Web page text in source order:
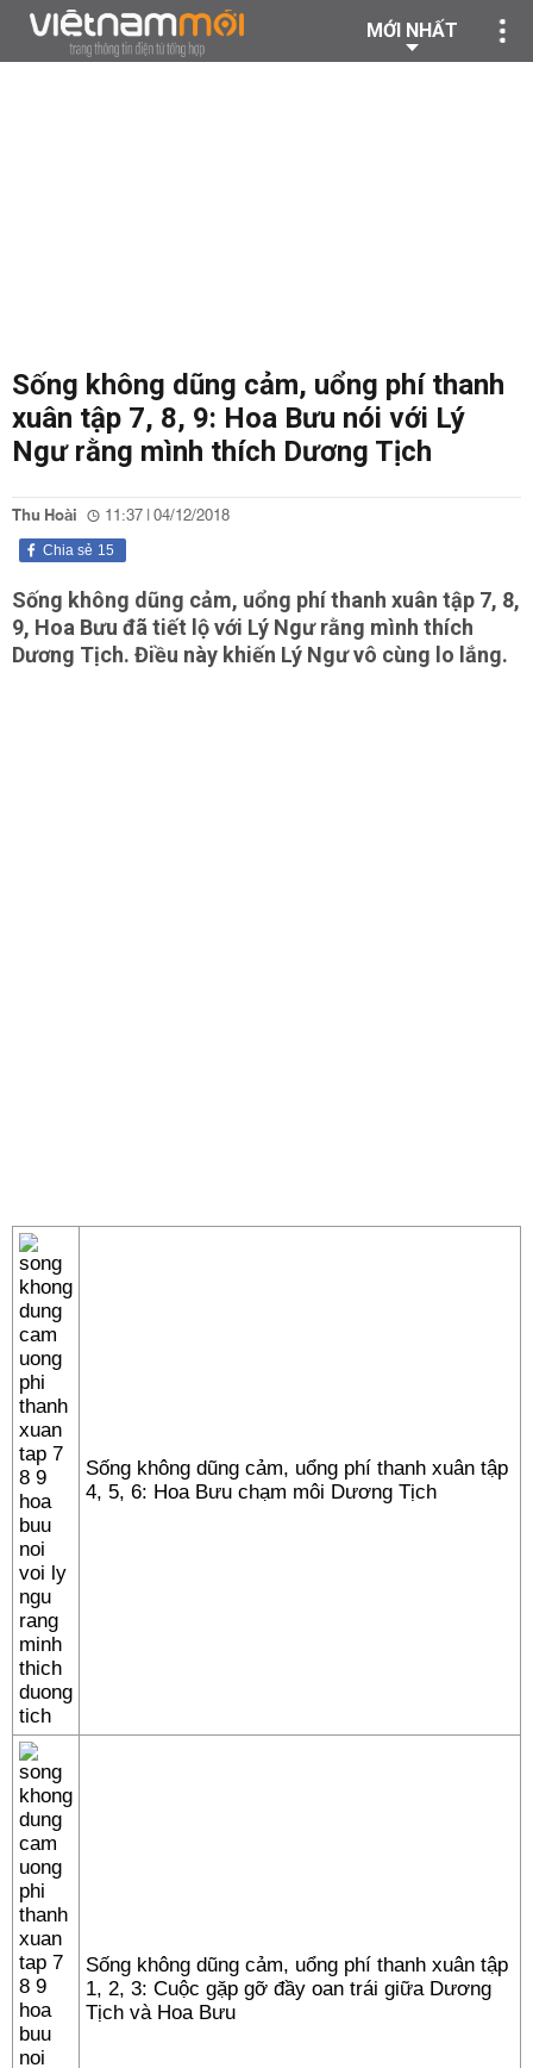
MỚI NHẤT
Sống không dũng cảm, uổng phí thanh
xuân tập 7, 8, 9: Hoa Bưu nói với Lý
Ngư rằng mình thích Dương Tịch
Thu Hoài 11:37 | 04/12/2018
15
Chia sẻ
Sống không dũng cảm, uổng phí thanh xuân tập 7, 8,
9, Hoa Bưu đã tiết lộ với Lý Ngư rằng mình thích
Dương Tịch. Điều này khiến Lý Ngư vô cùng lo lắng.
Sống không dũng cảm, uổng phí thanh xuân tập
4, 5, 6: Hoa Bưu chạm môi Dương Tịch
Sống không dũng cảm, uổng phí thanh xuân tập
1, 2, 3: Cuộc gặp gỡ đầy oan trái giữa Dương
Tịch và Hoa Bưu